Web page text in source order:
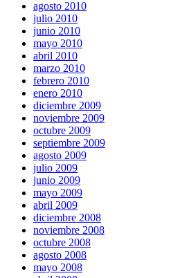
agosto 2010
julio 2010
junio 2010
mayo 2010
abril 2010
marzo 2010
febrero 2010
enero 2010
diciembre 2009
noviembre 2009
octubre 2009
septiembre 2009
agosto 2009
julio 2009
junio 2009
mayo 2009
abril 2009
diciembre 2008
noviembre 2008
octubre 2008
agosto 2008
mayo 2008